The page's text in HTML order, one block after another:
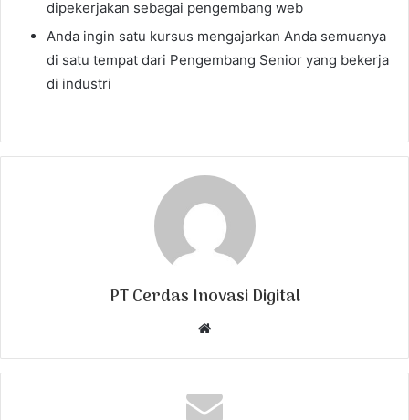
dipekerjakan sebagai pengembang web
Anda ingin satu kursus mengajarkan Anda semuanya
di satu tempat dari Pengembang Senior yang bekerja
di industri
PT Cerdas Inovasi Digital
b
s
i